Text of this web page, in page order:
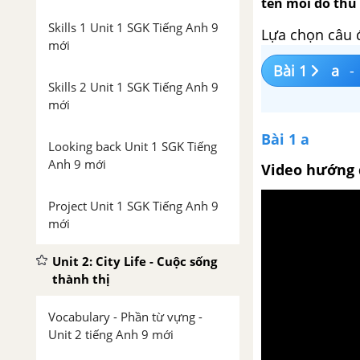
Skills 1 Unit 1 SGK Tiếng Anh 9
mới
Skills 2 Unit 1 SGK Tiếng Anh 9
mới
Looking back Unit 1 SGK Tiếng
Anh 9 mới
Project Unit 1 SGK Tiếng Anh 9
mới
Unit 2: City Life - Cuộc sống
thành thị
Vocabulary - Phần từ vựng -
Unit 2 tiếng Anh 9 mới
Lựa chọn câu
Bài 1
a -
Bài 1 a
Video hướng